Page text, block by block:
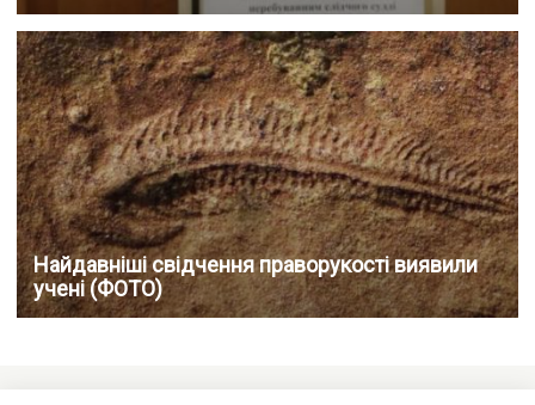
Найдавніші свідчення праворукості виявили
учені (ФОТО)